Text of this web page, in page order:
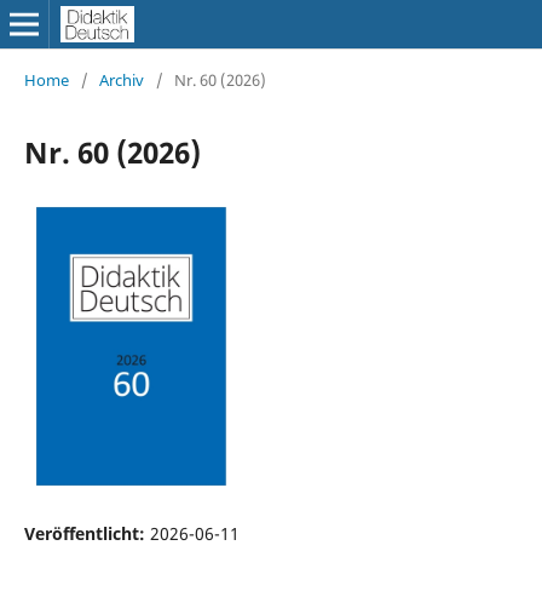
Home / Archiv / Nr. 60 (2026)
Nr. 60 (2026)
Veröffentlicht: 2026-06-11